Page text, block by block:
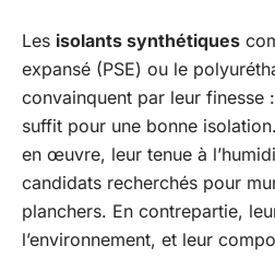
Les isolants synthétiques
expansé (PSE) ou le
convainquent par leur finesse
suffit pour une bonne
en œuvre, leur tenue à
candidats recherchés pour
planchers. En contrepartie,
l’environnement, et leur